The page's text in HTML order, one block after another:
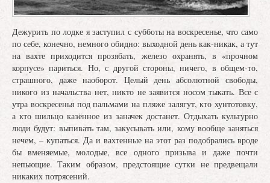
Дежурить по лодке я заступил с субботы на воскресенье, что само
по себе, конечно, немного обидно: выходной день как-никак, а тут
на вахте приходится прозябать, железо охранять, в «прочном
корпусе» париться. Но, с другой стороны, ничего, в общем-то,
страшного, даже наоборот. Целый день абсолютной свободы,
никого из начальства нет, никто не заявится носом тыкать. Все с
утра воскресенья под пальмами на пляже залягут, кто хунтотовку,
а кто шильцо казённое из заначек достанет. Отдыхать культурно
люди будут: выпивать там, закусывать или, кому вообще заняться
нечем, – купаться. Да и вахтенные на этот раз подобрались вроде
бы вменяемые, молодые, все одного призыва и даже почти
непьющие. Таким образом, предстоящие сутки не предвещали
никаких потрясений.